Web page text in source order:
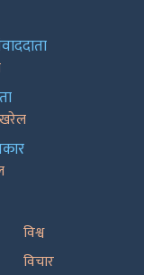
विश्व
विचार